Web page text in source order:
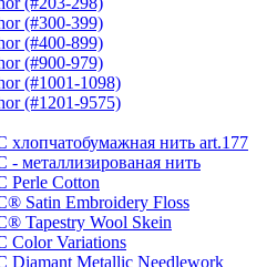
(#300-399)
(#400-899)
(#900-979)
(#1001-1098)
(#1201-9575)
хлопчатобумажная нить art.177
- металлизированая нить
Perle Cotton
Satin Embroidery Floss
Tapestry Wool Skein
Color Variations
Diamant Metallic Needlework